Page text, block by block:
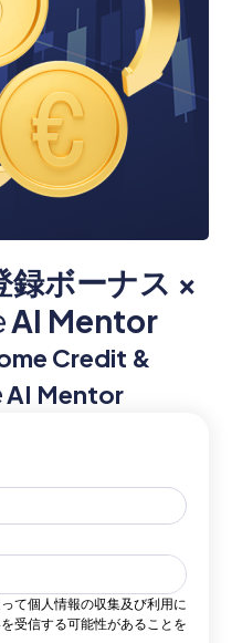
録ボーナス ×
AI Mentor
Credit &
AI Mentor
て個人情報の収集及び利用に
受信する可能性があることを